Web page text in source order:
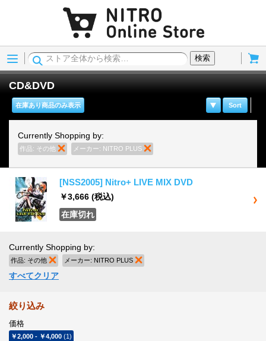
Menu
検索
CD&DVD
Sort
在庫あり商品のみ表示
Currently Shopping by:
作品: その他 商品の削除
メーカー: NITRO PLUS
[NSS2005] Nitro+ LIVE MIX DVD
￥3,666 (税込)
在庫切れ
Currently Shopping by:
作品: その他 商品の削除
メーカー: NITRO PLUS
すべてクリア
絞り込み
価格
￥2,000 - ￥4,000 (1)